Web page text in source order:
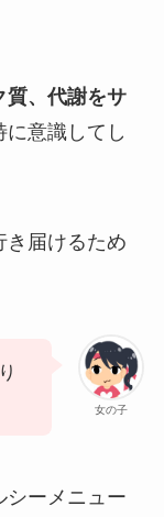
質、代謝をサ
に意識してし
き届けるため
女の子
シーメニュー